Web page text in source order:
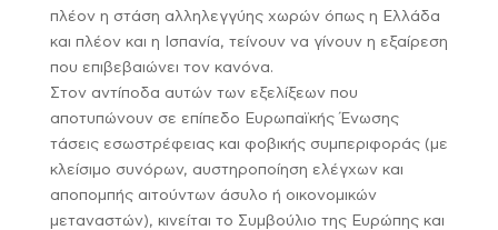
πλέον η στάση αλληλεγγύης χωρών όπως η Ελλάδα
και πλέον και η Ισπανία, τείνουν να γίνουν η εξαίρεση
που επιβεβαιώνει τον κανόνα.
Στον αντίποδα αυτών των εξελίξεων που
αποτυπώνουν σε επίπεδο Ευρωπαϊκής Ένωσης
τάσεις εσωστρέφειας και φοβικής συμπεριφοράς (με
κλείσιμο συνόρων, αυστηροποίηση ελέγχων και
αποπομπής αιτούντων άσυλο ή οικονομικών
μεταναστών), κινείται το Συμβούλιο της Ευρώπης και